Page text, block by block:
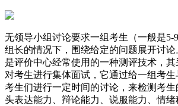
无领导小组讨论要求一组考生（一般是5-
组长的情况下，围绕给定的问题展开讨
是评价中心经常使用的一种测评技术，
对考生进行集体面试，它通过给一组考
考生们进行一定时间的讨论，来检测考
头表达能力、辩论能力、说服能力、情